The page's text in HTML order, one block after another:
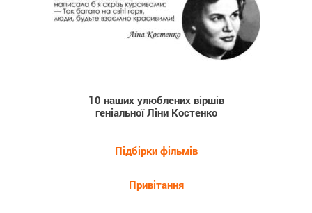
10 наших улюблених віршів
геніальної Ліни Костенко
Підбірки фільмів
Привітання